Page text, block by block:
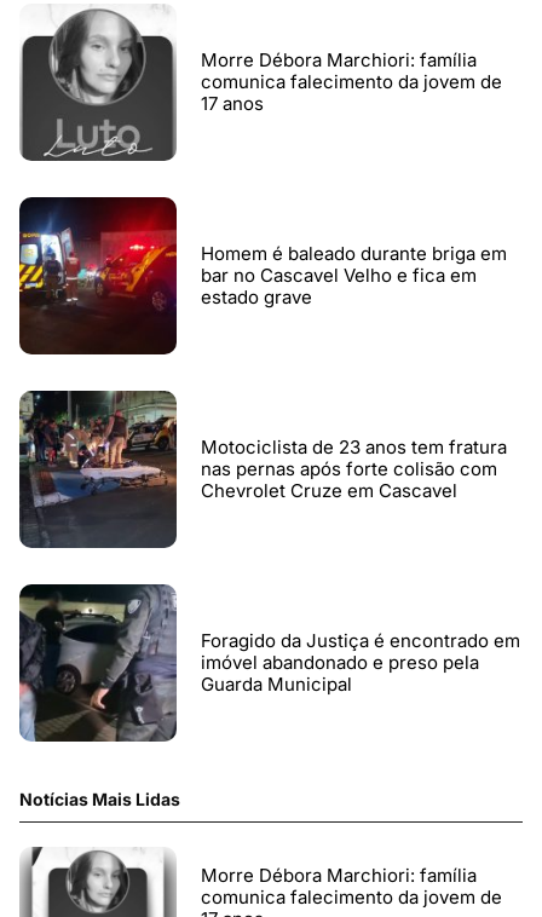
Morre Débora Marchiori: família
comunica falecimento da jovem de
17 anos
Homem é baleado durante briga em
bar no Cascavel Velho e fica em
estado grave
Motociclista de 23 anos tem fratura
nas pernas após forte colisão com
Chevrolet Cruze em Cascavel
Foragido da Justiça é encontrado em
imóvel abandonado e preso pela
Guarda Municipal
Notícias Mais Lidas
Morre Débora Marchiori: família
comunica falecimento da jovem de